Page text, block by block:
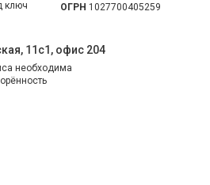
ключ
ОГРН 1027700405259
11с1, офис 204
необходима